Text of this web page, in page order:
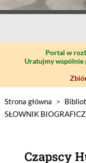
Portal w
Uratujmy wspólnie
Strona główna >
SŁOWNIK
Czapscy